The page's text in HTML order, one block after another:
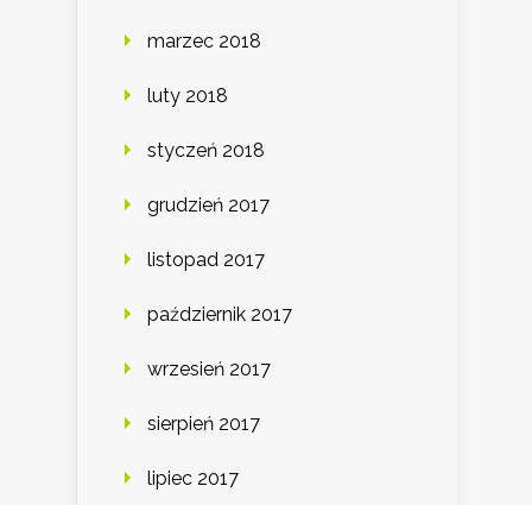
marzec 2018
luty 2018
styczeń 2018
grudzień 2017
listopad 2017
październik 2017
wrzesień 2017
sierpień 2017
lipiec 2017